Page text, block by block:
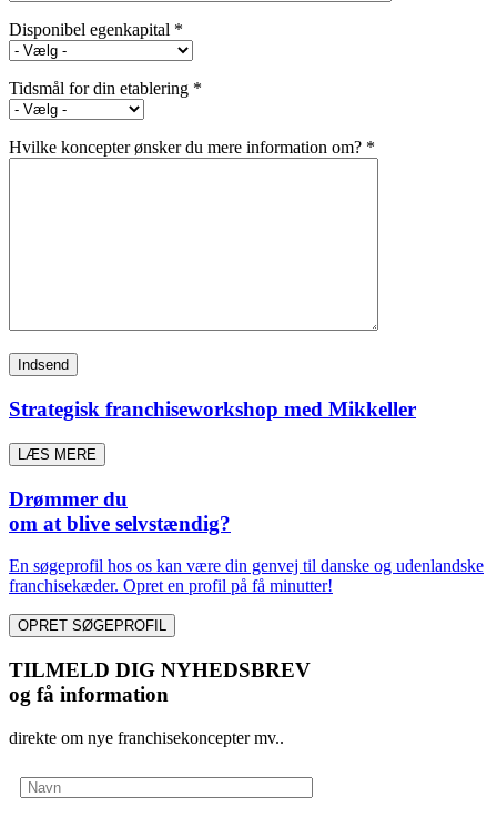
Disponibel egenkapital *
Tidsmål for din etablering *
Hvilke koncepter ønsker du mere information om? *
Strategisk franchiseworkshop med Mikkeller
LÆS MERE
Drømmer du
om at blive selvstændig?
En søgeprofil hos os kan være din genvej til danske og udenlandske
franchisekæder. Opret en profil på få minutter!
OPRET SØGEPROFIL
TILMELD DIG NYHEDSBREV
og få information
direkte om nye franchisekoncepter mv..